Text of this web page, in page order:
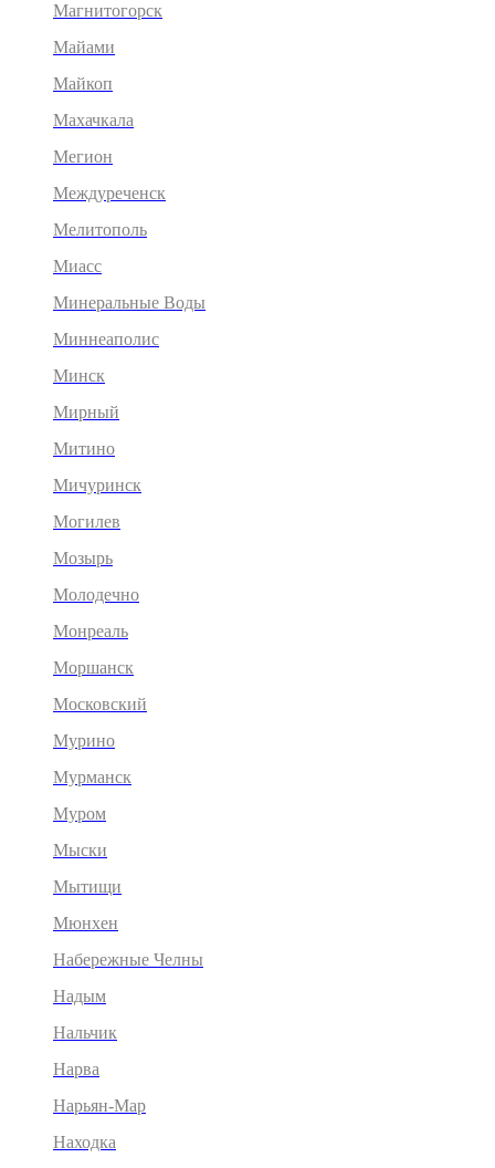
Магнитогорск
Майами
Майкоп
Махачкала
Мегион
Междуреченск
Мелитополь
Миасс
Минеральные Воды
Миннеаполис
Минск
Мирный
Митино
Мичуринск
Могилев
Мозырь
Молодечно
Монреаль
Моршанск
Московский
Мурино
Мурманск
Муром
Мыски
Мытищи
Мюнхен
Набережные Челны
Надым
Нальчик
Нарва
Нарьян-Мар
Находка